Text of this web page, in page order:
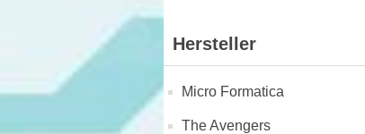
Hersteller
Micro Formatica
The Avengers